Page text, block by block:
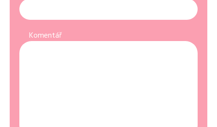
Komentář